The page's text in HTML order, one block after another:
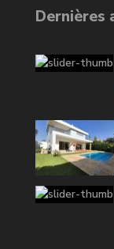
Dernières